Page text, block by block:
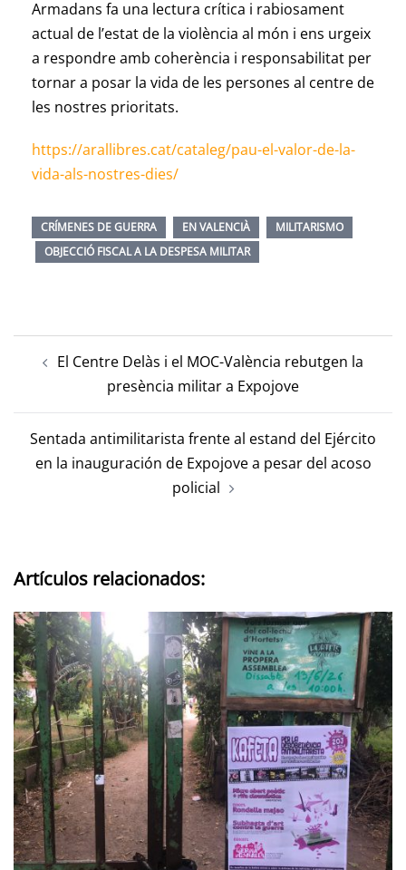
Armadans fa una lectura crítica i rabiosament
actual de l’estat de la violència al món i ens urgeix
a respondre amb coherència i responsabilitat per
tornar a posar la vida de les persones al centre de
les nostres prioritats.
https://arallibres.cat/cataleg/pau-el-valor-de-la-
vida-als-nostres-dies/
CRÍMENES DE GUERRA EN VALENCIÀ
MILITARISMO
OBJECCIÓ FISCAL A LA DESPESA MILITAR
El Centre Delàs i el MOC-València rebutgen la
presència militar a Expojove
Sentada antimilitarista frente al estand del Ejército
en la inauguración de Expojove a pesar del acoso
policial
Artículos relacionados: